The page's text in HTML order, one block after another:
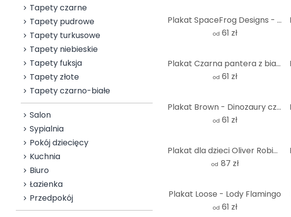
Tapety czarne
Tapety pudrowe
Tapety turkusowe
Tapety niebieskie
Tapety fuksja
Tapety złote
Tapety czarno-białe
Salon
Sypialnia
Pokój dziecięcy
Kuchnia
Biuro
Łazienka
Przedpokój
Plakat SpaceFrog Designs - Elegancja
od 61 zł
Plakat Czarna pantera z białymi kwiatami - Korenkova
od 61 zł
Plakat Brown - Dinozaury część 2
od 61 zł
Plakat dla dzieci Oliver Robins - Śliczne zwierzęta pod palmami
od 87 zł
Plakat Loose - Lody Flamingo
od 61 zł